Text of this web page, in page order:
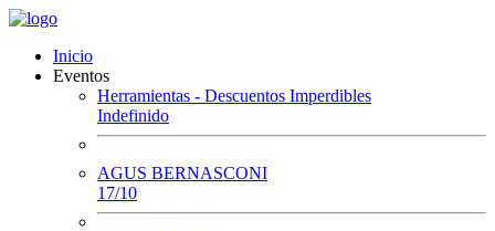
Inicio
Eventos
Herramientas - Descuentos Imperdibles
Indefinido
AGUS BERNASCONI
17/10